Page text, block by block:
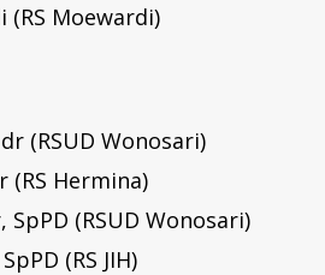
(RS Moewardi)
(RSUD Wonosari)
(RS Hermina)
(RSUD Wonosari)
(RS JIH)